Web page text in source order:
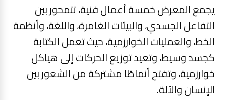
يجمع المعرض خمسة أعمال فنية، تتمحور بين
التفاعل الجسدي، والبيئات الغامرة، واللغة، وأنظمة
الخط، والعمليات الخوارزمية، حيث تعمل الكتابة
كجسد وسيط، وتعيد توزيع الحركات إلى هياكل
خوارزمية، وتفتح أنماطًا مشتركة من الشعور بين
الإنسان والآلة.